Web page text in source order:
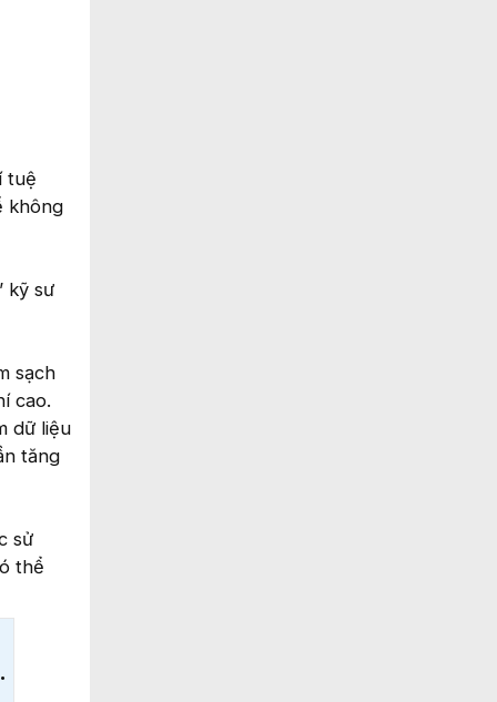
tuệ
không
kỹ sư
sạch
cao.
dữ liệu
tăng
sử
thể